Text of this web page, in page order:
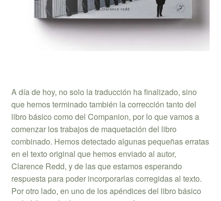
A día de hoy, no solo la traducción ha finalizado, sino
que hemos terminado también la corrección tanto del
libro básico como del Companion, por lo que vamos a
comenzar los trabajos de maquetación del libro
combinado. Hemos detectado algunas pequeñas erratas
en el texto original que hemos enviado al autor,
Clarence Redd, y de las que estamos esperando
respuesta para poder incorporarlas corregidas al texto.
Por otro lado, en uno de los apéndices del libro básico